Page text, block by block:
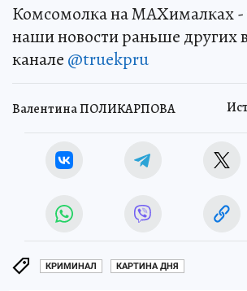
Комсомолка на MAXималках -
наши новости раньше других в
канале @truekpru
Валентина ПОЛИКАРПОВА
КРИМИНАЛ КАРТИНА ДНЯ